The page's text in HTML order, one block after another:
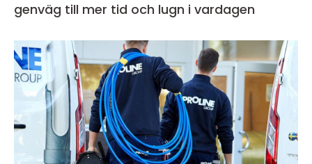
genväg till mer tid och lugn i vardagen